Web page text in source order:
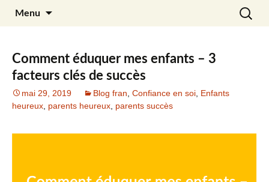
Julia Noyel
Menu
Comment éduquer mes enfants – 3
facteurs clés de succès
mai 29, 2019 Blog fran Confiance en soi Enfants
heureux parents heureux parents succès